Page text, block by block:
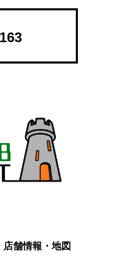
店舗情報・地図